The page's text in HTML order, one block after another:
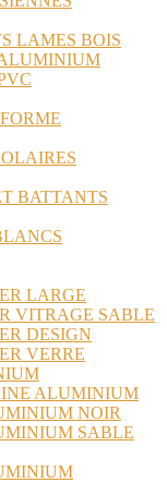
LAMES BOIS
BATTANTS
LARGE
VITRAGE SABLE
DESIGN
VERRE
ALUMINIUM
NOIR
SABLE